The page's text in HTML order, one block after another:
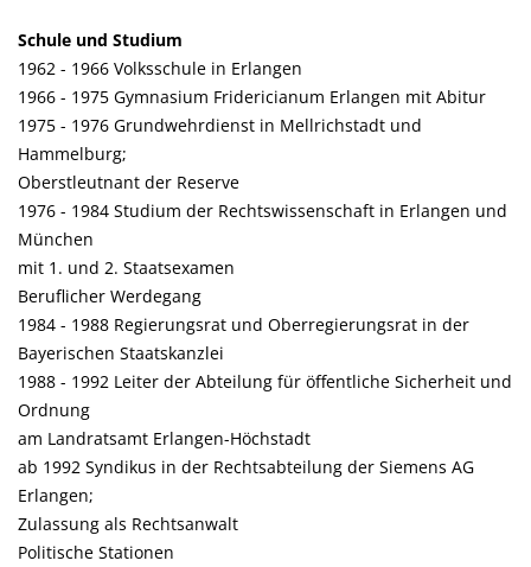
Schule und Studium
1962 - 1966 Volksschule in Erlangen
1966 - 1975 Gymnasium Fridericianum Erlangen mit Abitur
1975 - 1976 Grundwehrdienst in Mellrichstadt und
Hammelburg;
Oberstleutnant der Reserve
1976 - 1984 Studium der Rechtswissenschaft in Erlangen und
München
mit 1. und 2. Staatsexamen
Beruflicher Werdegang
1984 - 1988 Regierungsrat und Oberregierungsrat in der
Bayerischen Staatskanzlei
1988 - 1992 Leiter der Abteilung für öffentliche Sicherheit und
Ordnung
am Landratsamt Erlangen-Höchstadt
ab 1992 Syndikus in der Rechtsabteilung der Siemens AG
Erlangen;
Zulassung als Rechtsanwalt
Politische Stationen